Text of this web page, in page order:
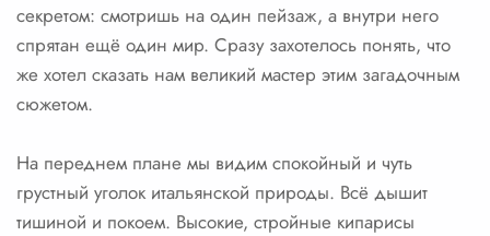
секретом: смотришь на один пейзаж, а внутри него
спрятан ещё один мир. Сразу захотелось понять, что
же хотел сказать нам великий мастер этим загадочным
сюжетом.
На переднем плане мы видим спокойный и чуть
грустный уголок итальянской природы. Всё дышит
тишиной и покоем. Высокие, стройные кипарисы